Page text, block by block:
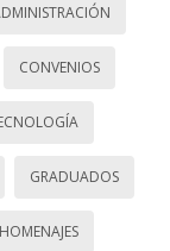
CONVENIOS
GRADUADOS
HOMENAJES